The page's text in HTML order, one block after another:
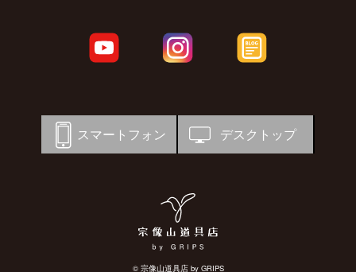
スマートフォン デスクトップ
© 宗像山道具店 by GRIPS